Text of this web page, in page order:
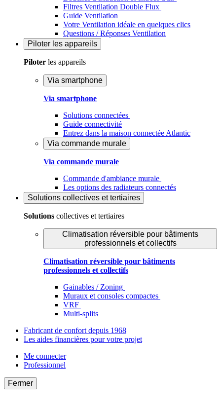
Filtres Ventilation Double Flux
Guide Ventilation
Votre Ventilation idéale en quelques clics
Questions / Réponses Ventilation
Piloter les appareils
Piloter les appareils
Via smartphone
Via smartphone
Solutions connectées
Guide connectivité
Entrez dans la maison connectée Atlantic
Via commande murale
Via commande murale
Commande d'ambiance murale
Les options des radiateurs connectés
Solutions collectives et tertiaires
Solutions collectives et tertiaires
Climatisation réversible pour bâtiments
professionnels et collectifs
Climatisation réversible pour bâtiments
professionnels et collectifs
Gainables / Zoning
Muraux et consoles compactes
VRF
Multi-splits
Fabricant de confort depuis 1968
Les aides financières pour votre projet
Me connecter
Professionnel
Fermer